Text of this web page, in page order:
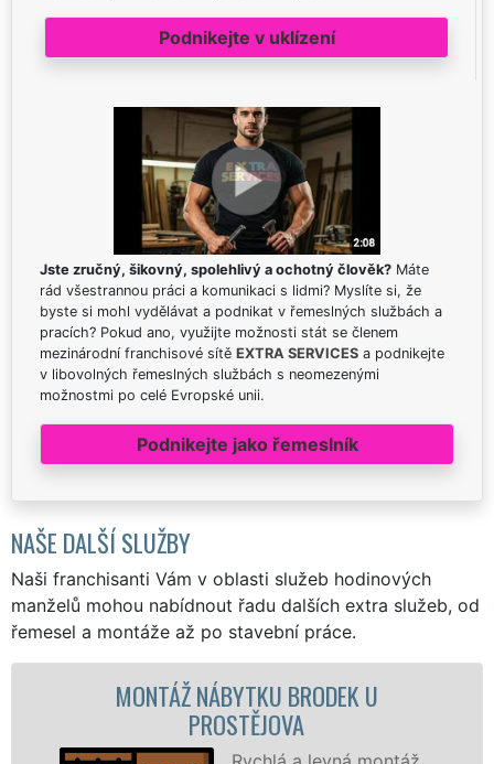
Podnikejte v uklízení
Jste zručný, šikovný, spolehlivý a ochotný člověk? Máte
rád všestrannou práci a komunikaci s lidmi? Myslíte si, že
byste si mohl vydělávat a podnikat v řemeslných službách a
pracích? Pokud ano, využijte možnosti stát se členem
mezinárodní franchisové sítě EXTRA SERVICES a podnikejte
v libovolných řemeslných službách s neomezenými
možnostmi po celé Evropské unii.
Podnikejte jako řemeslník
NAŠE DALŠÍ SLUŽBY
Naši franchisanti Vám v oblasti služeb hodinových
manželů mohou nabídnout řadu dalších extra služeb, od
řemesel a montáže až po stavební práce.
MONTÁŽ NÁBYTKU BRODEK U
PROSTĚJOVA